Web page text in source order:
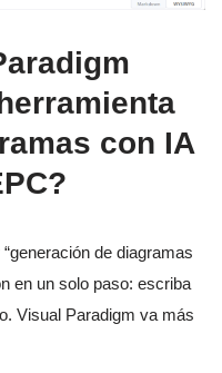
con IA
de diagramas
en un solo paso: escriba
Visual Paradigm va más